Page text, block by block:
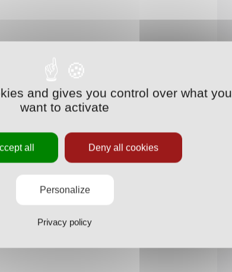
and gives you control over what you
want to activate
all Deny all cookies
Personalize
Privacy policy